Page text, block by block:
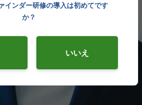
インダー研修の導入は初めてです
か？
いいえ